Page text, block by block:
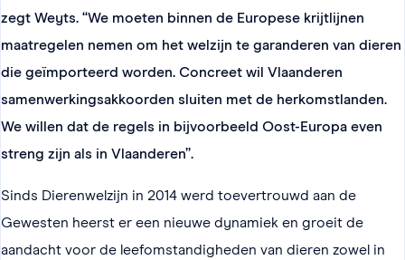
zegt Weyts. “We moeten binnen de Europese krijtlijnen
maatregelen nemen om het welzijn te garanderen van dieren
die geïmporteerd worden. Concreet wil Vlaanderen
samenwerkingsakkoorden sluiten met de herkomstlanden.
We willen dat de regels in bijvoorbeeld Oost-Europa even
streng zijn als in Vlaanderen”.
Sinds Dierenwelzijn in 2014 werd toevertrouwd aan de
Gewesten heerst er een nieuwe dynamiek en groeit de
aandacht voor de leefomstandigheden van dieren zowel in